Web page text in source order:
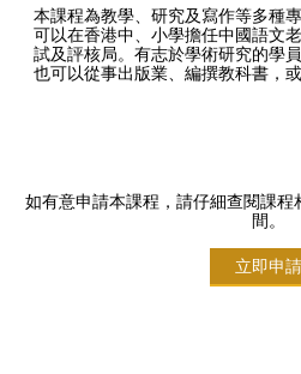
本課程為教學、研究及寫作等多種
可以在香港中、小學擔任中國語文
試及評核局。有志於學術研究的學
也可以從事出版業、編撰教科書，
如有意申請本課程，請仔細查閱課
間。
立即申請